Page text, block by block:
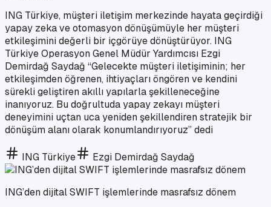
ING Türkiye, müşteri iletişim merkezinde hayata geçirdiği
yapay zeka ve otomasyon dönüşümüyle her müşteri
etkileşimini değerli bir içgörüye dönüştürüyor. ING
Türkiye Operasyon Genel Müdür Yardımcısı Ezgi
Demirdağ Saydağ “Gelecekte müşteri iletişiminin; her
etkileşimden öğrenen, ihtiyaçları öngören ve kendini
sürekli geliştiren akıllı yapılarla şekilleneceğine
inanıyoruz. Bu doğrultuda yapay zekayı müşteri
deneyimini uçtan uca yeniden şekillendiren stratejik bir
dönüşüm alanı olarak konumlandırıyoruz” dedi
ING Türkiye Ezgi Demirdağ Saydağ
ING’den dijital SWIFT işlemlerinde masrafsız dönem